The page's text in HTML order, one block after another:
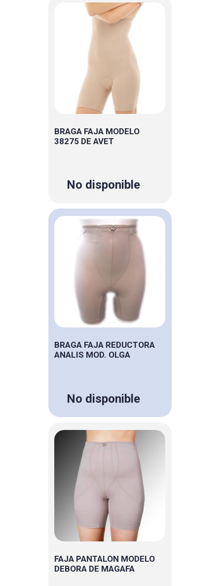
BRAGA FAJA MODELO
38275 DE AVET
No disponible
BRAGA FAJA REDUCTORA
ANALIS MOD. OLGA
No disponible
FAJA PANTALON MODELO
DEBORA DE MAGAFA